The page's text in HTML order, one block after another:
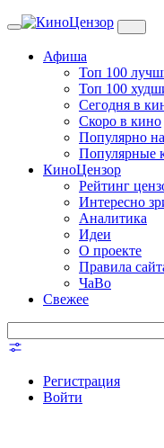
Toggle
Афиша
Топ 100
Топ 100
Сегодня в
Скоро в кино
Популярно
Популярные
КиноЦензор
Рейтинг
Интересно
Аналитика
Идеи
О проекте
Правила
ЧаВо
Свежее
Регистрация
Войти